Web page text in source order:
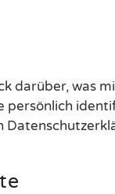
darüber, was
persönlich